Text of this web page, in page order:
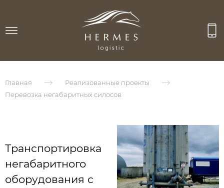
Главная
Реализованные проекты
Перевозка негабаритных силосов
Транспортировка
негабаритного
оборудования с